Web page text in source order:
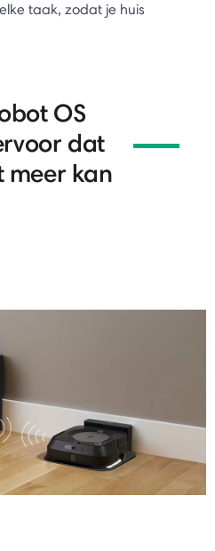
taak, zodat je huis
OS
dat
meer kan